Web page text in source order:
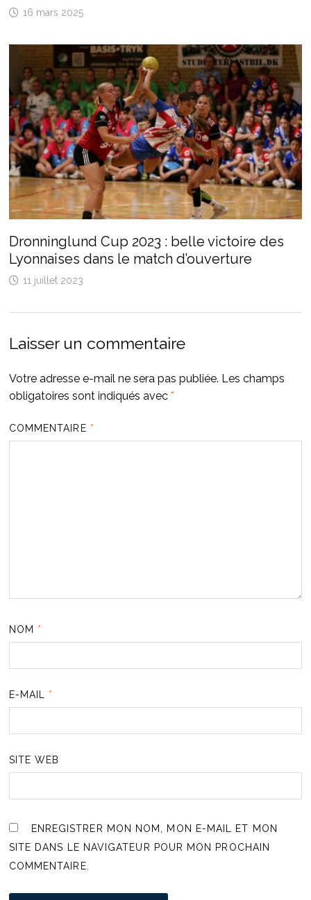
16 mars 2025
Dronninglund Cup 2023 : belle victoire des
Lyonnaises dans le match d’ouverture
11 juillet 2023
Laisser un commentaire
Votre adresse e-mail ne sera pas publiée. Les champs
obligatoires sont indiqués avec *
COMMENTAIRE *
NOM *
E-MAIL *
SITE WEB
ENREGISTRER MON NOM, MON E-MAIL ET MON
SITE DANS LE NAVIGATEUR POUR MON PROCHAIN
COMMENTAIRE.